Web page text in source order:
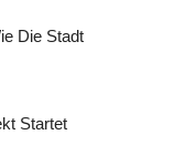
Die Stadt
Startet